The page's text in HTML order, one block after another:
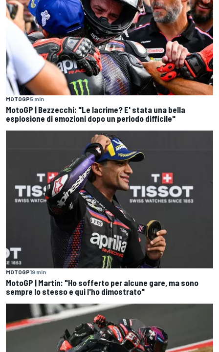
MOTOGP5 min
MotoGP | Bezzecchi: "Le lacrime? E' stata una bella
esplosione di emozioni dopo un periodo difficile"
MOTOGP19 min
MotoGP | Martín: "Ho sofferto per alcune gare, ma sono
sempre lo stesso e qui l'ho dimostrato"